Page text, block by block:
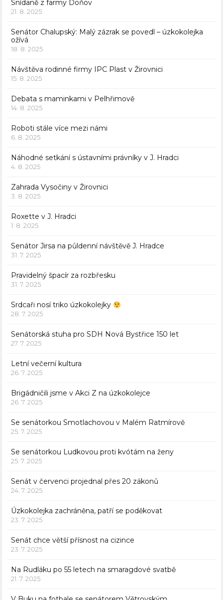
Snídaně z farmy Doňov
21. 8. 2025
Senátor Chalupský: Malý zázrak se povedl – úzkokolejka
ožívá
18. 8. 2025
Návštěva rodinné firmy IPC Plast v Žirovnici
15. 8. 2025
Debata s maminkami v Pelhřimově
14. 8. 2025
Roboti stále více mezi námi
6. 8. 2025
Náhodné setkání s ústavními právníky v J. Hradci
4. 8. 2025
Zahrada Vysočiny v Žirovnici
3. 8. 2025
Roxette v J. Hradci
1. 8. 2025
Senátor Jirsa na půldenní návštěvě J. Hradce
31. 7. 2025
Pravidelný špacír za rozbřesku
31. 7. 2025
Srdcaři nosí triko úzkokolejky
28. 7. 2025
Senátorská stuha pro SDH Nová Bystřice 150 let
27. 7. 2025
Letní večerní kultura
26. 7. 2025
Brigádničili jsme v Akci Z na úzkokolejce
26. 7. 2025
Se senátorkou Smotlachovou v Malém Ratmírově
25. 7. 2025
Se senátorkou Ludkovou proti kvótám na ženy
25. 7. 2025
Senát v červenci projednal přes 20 zákonů
24. 7. 2025
Úzkokolejka zachráněna, patří se poděkovat
23. 7. 2025
Senát chce větší přísnost na cizince
23. 7. 2025
Na Rudláku po 55 letech na smaragdové svatbě
21. 7. 2025